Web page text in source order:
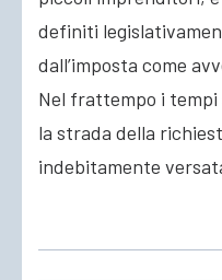
definiti
dall’imposta come
Nel frattempo i
la strada della
indebitamente